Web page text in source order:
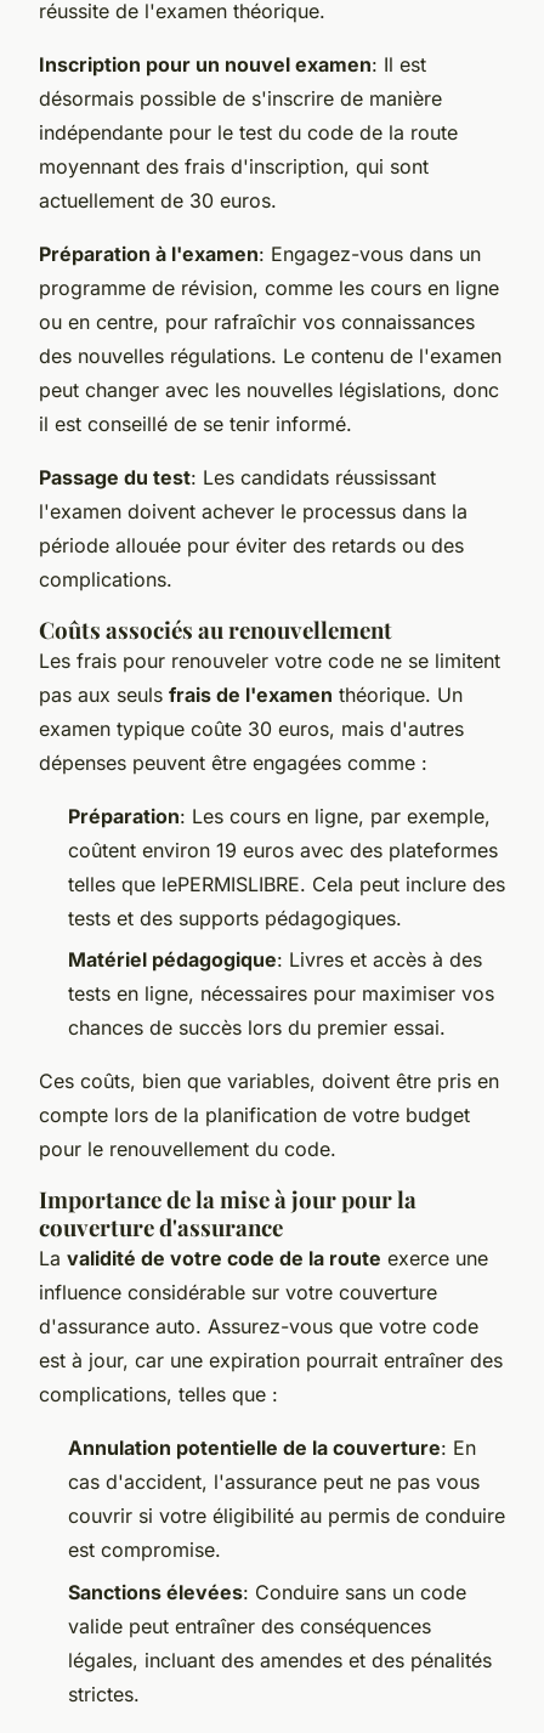
réussite de l'examen théorique.
Inscription pour un nouvel examen: Il est
désormais possible de s'inscrire de manière
indépendante pour le test du code de la route
moyennant des frais d'inscription, qui sont
actuellement de 30 euros.
Préparation à l'examen: Engagez-vous dans un
programme de révision, comme les cours en ligne
ou en centre, pour rafraîchir vos connaissances
des nouvelles régulations. Le contenu de l'examen
peut changer avec les nouvelles législations, donc
il est conseillé de se tenir informé.
Passage du test: Les candidats réussissant
l'examen doivent achever le processus dans la
période allouée pour éviter des retards ou des
complications.
Coûts associés au renouvellement
Les frais pour renouveler votre code ne se limitent
pas aux seuls frais de l'examen théorique. Un
examen typique coûte 30 euros, mais d'autres
dépenses peuvent être engagées comme :
Préparation: Les cours en ligne, par exemple,
coûtent environ 19 euros avec des plateformes
telles que lePERMISLIBRE. Cela peut inclure des
tests et des supports pédagogiques.
Matériel pédagogique: Livres et accès à des
tests en ligne, nécessaires pour maximiser vos
chances de succès lors du premier essai.
Ces coûts, bien que variables, doivent être pris en
compte lors de la planification de votre budget
pour le renouvellement du code.
Importance de la mise à jour pour la
couverture d'assurance
La validité de votre code de la route exerce une
influence considérable sur votre couverture
d'assurance auto. Assurez-vous que votre code
est à jour, car une expiration pourrait entraîner des
complications, telles que :
Annulation potentielle de la couverture: En
cas d'accident, l'assurance peut ne pas vous
couvrir si votre éligibilité au permis de conduire
est compromise.
Sanctions élevées: Conduire sans un code
valide peut entraîner des conséquences
légales, incluant des amendes et des pénalités
strictes.